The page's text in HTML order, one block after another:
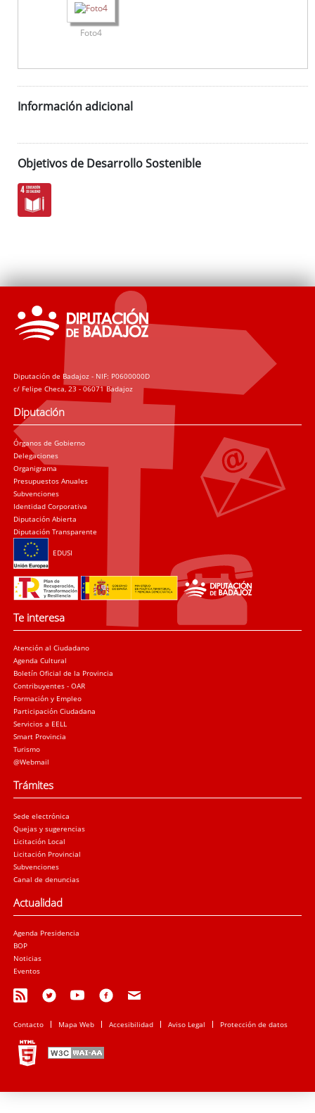
Foto4
Información adicional
Objetivos de Desarrollo Sostenible
Diputación de Badajoz - NIF: P0600000D
c/ Felipe Checa, 23 - 06071 Badajoz
Diputación
Órganos de Gobierno
Delegaciones
Organigrama
Presupuestos Anuales
Subvenciones
Identidad Corporativa
Diputación Abierta
Diputación Transparente
EDUSI
Te interesa
Atención al Ciudadano
Agenda Cultural
Boletín Oficial de la Provincia
Contribuyentes - OAR
Formación y Empleo
Participación Ciudadana
Servicios a EELL
Smart Provincia
Turismo
@Webmail
Trámites
Sede electrónica
Quejas y sugerencias
Licitación Local
Licitación Provincial
Subvenciones
Canal de denuncias
Actualidad
Agenda Presidencia
BOP
Noticias
Eventos
Contacto Mapa Web Accesibilidad Aviso Legal Protección de datos